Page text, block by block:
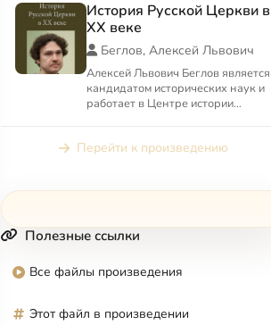
История Русской Церкви в
XX веке
Беглов, Алексей Львович
Алексей Львович Беглов является
кандидатом исторических наук и
работает в Центре истории
преп...
Перейти к произведению
Полезные ссылки
Все файлы произведения
Этот файл в произведении